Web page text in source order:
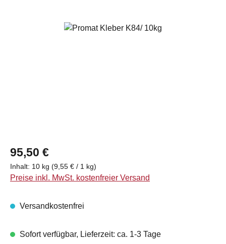
Bildergalerie überspringen
Regulärer Preis:
95,50 €
Inhalt: 10 kg (9,55 € / 1 kg)
Preise inkl. MwSt. kostenfreier Versand
Versandkostenfrei
Sofort verfügbar, Lieferzeit: ca. 1-3 Tage